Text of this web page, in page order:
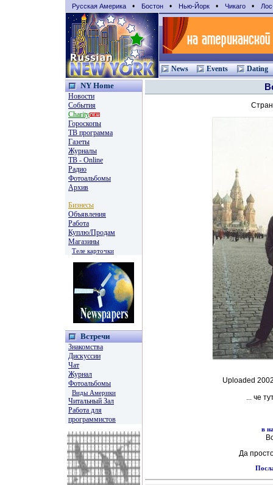
Русская Америка • Бостон • Нью-Йорк • Чикаго •
News Events Dating
NY Home
Новости
События
Charity
Гороскопы
TВ программа
Газеты
Журналы
ТВ - Online
Радио
Фотоальбомы
Архив
Бизнесы
Объявления
Работа
Куплю/Продам
Магазины
Теле карточки
Встречи
Знакомства
Дискуссии
Чат
Журнал
Фотоальбомы
Виды Америки
Читальный Зал
Работа для
программистов
Uploaded
... че
в
Да